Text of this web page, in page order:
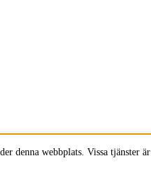
denna webbplats. Vissa tjänster är